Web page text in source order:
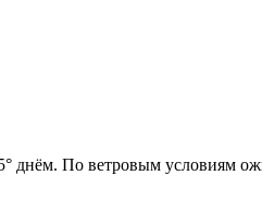
днём. По ветровым условиям